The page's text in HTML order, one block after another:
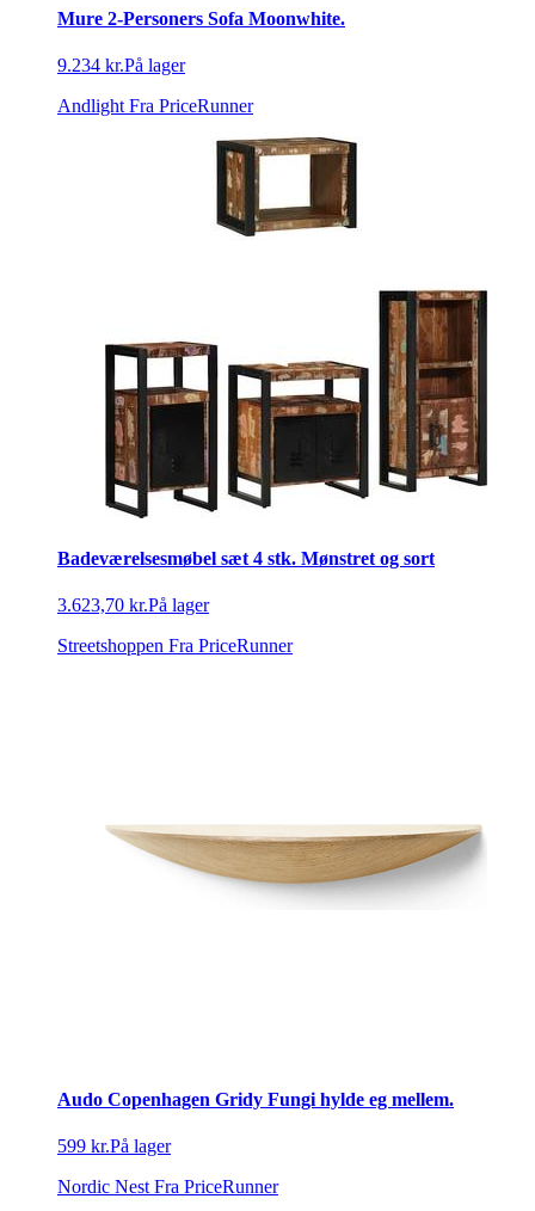
Mure 2-Personers Sofa Moonwhite.
9.234 kr.På lager
Andlight Fra PriceRunner
Badeværelsesmøbel sæt 4 stk. Mønstret og sort
3.623,70 kr.På lager
Streetshoppen Fra PriceRunner
Audo Copenhagen Gridy Fungi hylde eg mellem.
599 kr.På lager
Nordic Nest Fra PriceRunner